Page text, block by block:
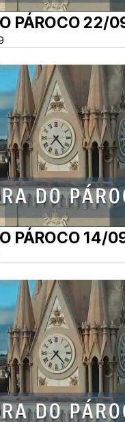
PÁROCO 22/
PÁROCO 14/